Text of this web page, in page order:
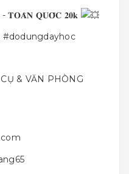
𝐓𝐎𝐀̀𝐍 𝐐𝐔𝐎̂́𝐂 𝟐𝟎𝐤
#dodungdayhoc
& VĂN PHÒNG